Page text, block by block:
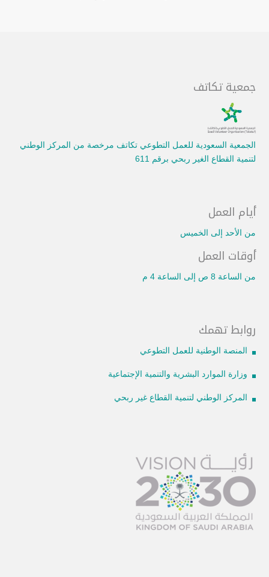
جمعية تكاتف
الجمعية السعودية للعمل التطوعي تكاتف مرخصة من المركز الوطني
لتنمية القطاع الغير ربحي برقم 611
أيام العمل
من الأحد إلى الخميس
أوقات العمل
من الساعة 8 ص إلى الساعة 4 م
روابط تهمك
المنصة الوطنية للعمل التطوعي
وزارة الموارد البشرية والتنمية الإجتماعية
المركز الوطني لتنمية القطاع غير ربحي